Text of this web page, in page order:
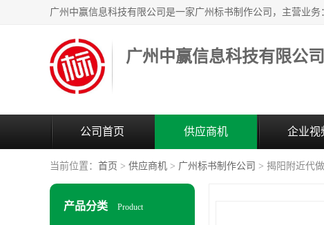
广州中赢信息科技有限公司
公司首页 供应商机 企业视
当前位置： 首页 > 供应商机 > 广州标书制作公司 > 揭阳附近代
产品分类 Product